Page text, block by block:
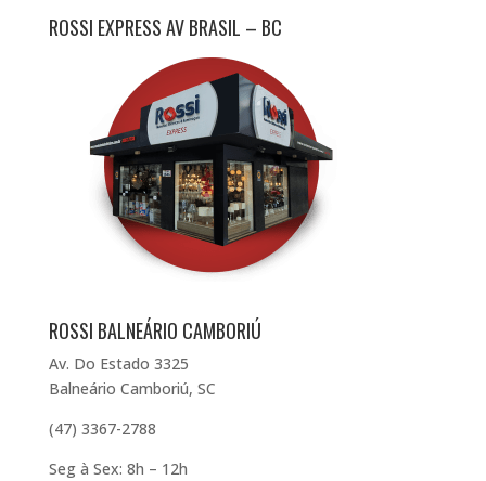
ROSSI EXPRESS AV BRASIL – BC
ROSSI BALNEÁRIO CAMBORIÚ
Av. Do Estado 3325
Balneário Camboriú, SC
(47) 3367-2788
Seg à Sex: 8h – 12h